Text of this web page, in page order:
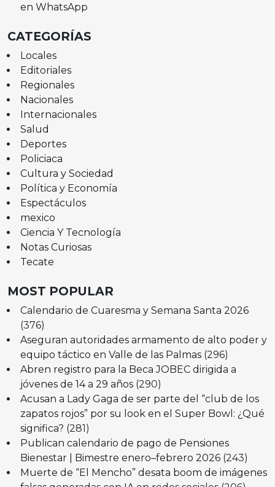
en WhatsApp
CATEGORÍAS
Locales
Editoriales
Regionales
Nacionales
Internacionales
Salud
Deportes
Policiaca
Cultura y Sociedad
Política y Economía
Espectáculos
mexico
Ciencia Y Tecnología
Notas Curiosas
Tecate
MOST POPULAR
Calendario de Cuaresma y Semana Santa 2026
(376)
Aseguran autoridades armamento de alto poder y
equipo táctico en Valle de las Palmas (296)
Abren registro para la Beca JOBEC dirigida a
jóvenes de 14 a 29 años (290)
Acusan a Lady Gaga de ser parte del “club de los
zapatos rojos” por su look en el Super Bowl: ¿Qué
significa? (281)
Publican calendario de pago de Pensiones
Bienestar | Bimestre enero–febrero 2026 (243)
Muerte de “El Mencho” desata boom de imágenes